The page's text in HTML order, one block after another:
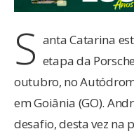
S anta Catarina
etapa da
outubro, no
em Goiânia (GO).
desafio, desta vez na